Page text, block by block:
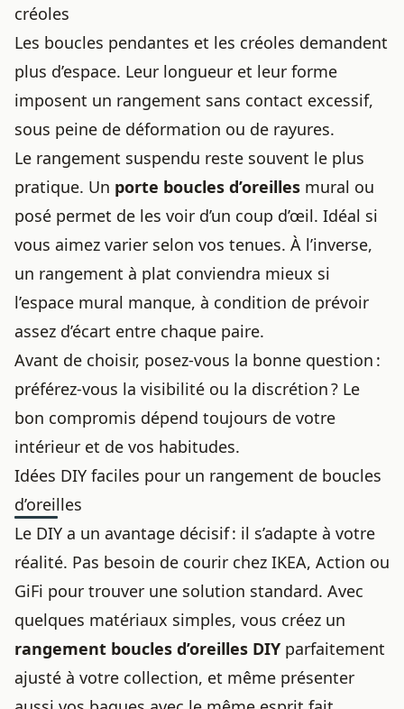
créoles
Les boucles pendantes et les créoles demandent
plus d’espace. Leur longueur et leur forme
imposent un rangement sans contact excessif,
sous peine de déformation ou de rayures.
Le rangement suspendu reste souvent le plus
pratique. Un porte boucles d’oreilles mural ou
posé permet de les voir d’un coup d’œil. Idéal si
vous aimez varier selon vos tenues. À l’inverse,
un rangement à plat conviendra mieux si
l’espace mural manque, à condition de prévoir
assez d’écart entre chaque paire.
Avant de choisir, posez-vous la bonne question :
préférez-vous la visibilité ou la discrétion ? Le
bon compromis dépend toujours de votre
intérieur et de vos habitudes.
Idées DIY faciles pour un rangement de boucles
d’oreilles
Le DIY a un avantage décisif : il s’adapte à votre
réalité. Pas besoin de courir chez IKEA, Action ou
GiFi pour trouver une solution standard. Avec
quelques matériaux simples, vous créez un
rangement boucles d’oreilles DIY parfaitement
ajusté à votre collection, et même présenter